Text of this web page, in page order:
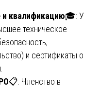
и квалификацию🎓: У
техническое
и сертификаты о
📋: Членство в